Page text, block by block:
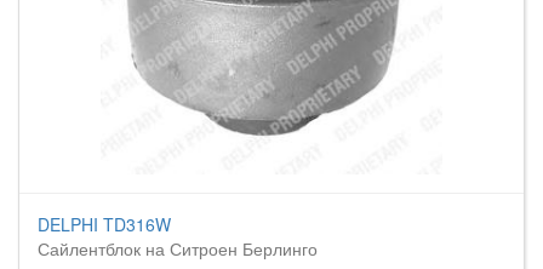
DELPHI TD316W
Сайлентблок на Ситроен Берлинго